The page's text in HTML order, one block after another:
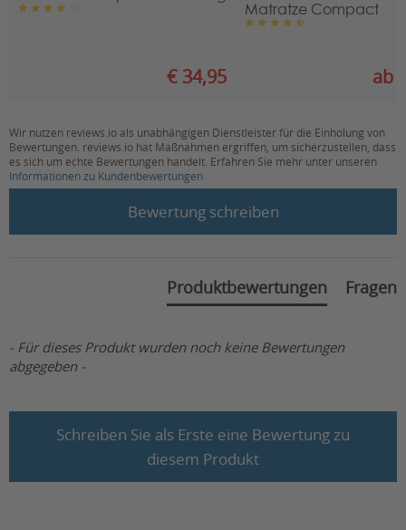
€ 34,95
Matratze Compact
ab
Wir nutzen reviews.io als unabhängigen Dienstleister für die Einholung von
Bewertungen. reviews.io hat Maßnahmen ergriffen, um sicherzustellen, dass
es sich um echte Bewertungen handelt. Erfahren Sie mehr unter unseren
Informationen zu Kundenbewertungen
Bewertung schreiben
Produktbewertungen Fragen
- Für dieses Produkt wurden noch keine Bewertungen
abgegeben -
Schreiben Sie als Erste eine Bewertung zu
diesem Produkt